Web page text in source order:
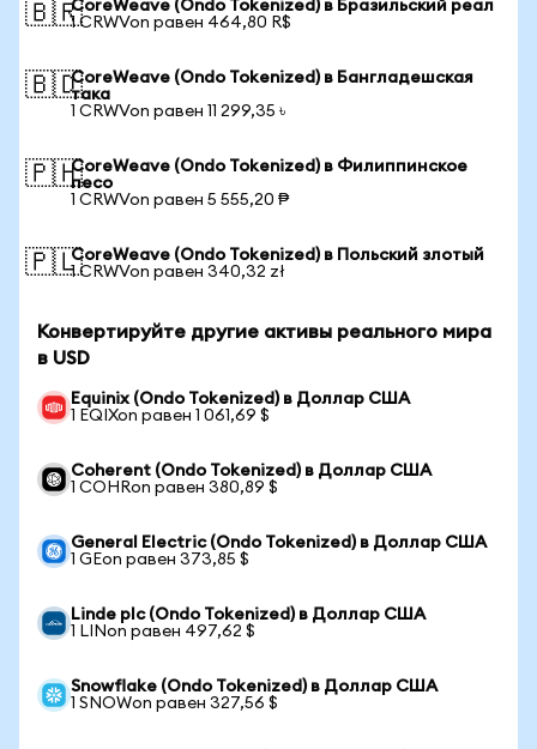
🇧🇷CoreWeave (Ondo Tokenized) в Бразильский реал
1 CRWVon равен 464,80 R$
🇧🇩CoreWeave (Ondo Tokenized) в Бангладешская
така
1 CRWVon равен 11 299,35 ৳
🇵🇭CoreWeave (Ondo Tokenized) в Филиппинское
песо
1 CRWVon равен 5 555,20 ₱
🇵🇱CoreWeave (Ondo Tokenized) в Польский злотый
1 CRWVon равен 340,32 zł
Конвертируйте другие активы реального мира
в USD
Equinix (Ondo Tokenized) в Доллар США
1 EQIXon равен 1 061,69 $
Coherent (Ondo Tokenized) в Доллар США
1 COHRon равен 380,89 $
General Electric (Ondo Tokenized) в Доллар США
1 GEon равен 373,85 $
Linde plc (Ondo Tokenized) в Доллар США
1 LINon равен 497,62 $
Snowflake (Ondo Tokenized) в Доллар США
1 SNOWon равен 327,56 $